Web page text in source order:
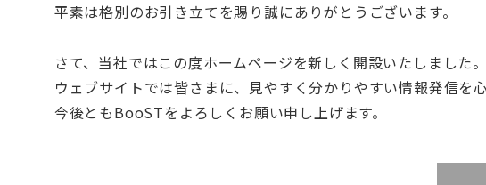
平素は格別のお引き立てを賜り誠にありがとうございます。
さて、当社ではこの度ホームページを新しく開設いたしました。
ウェブサイトでは皆さまに、見やすく分かりやすい情報発信を
今後ともBooSTをよろしくお願い申し上げます。